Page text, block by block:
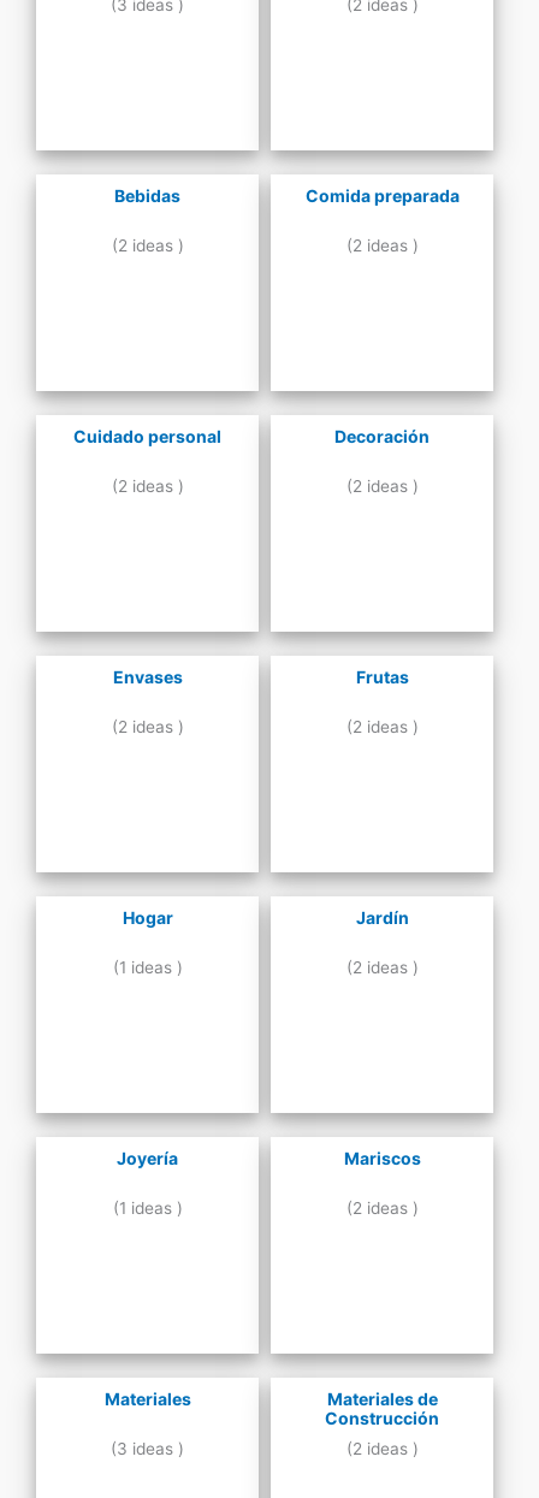
(3 ideas ) (2 ideas )
Bebidas
(2 ideas )
Comida preparada
(2 ideas )
Cuidado personal
(2 ideas )
Decoración
(2 ideas )
Envases
(2 ideas )
Frutas
(2 ideas )
Hogar
(1 ideas )
Jardín
(2 ideas )
Joyería
(1 ideas )
Mariscos
(2 ideas )
Materiales
(3 ideas )
Materiales de
Construcción
(2 ideas )